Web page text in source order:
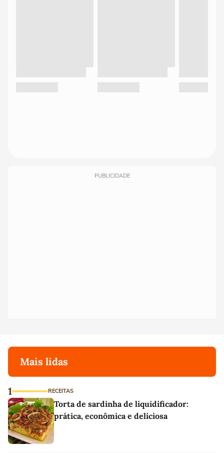
PUBLICIDADE
Mais lidas
1 RECEITAS
Torta de sardinha de liquidificador:
prática, econômica e deliciosa